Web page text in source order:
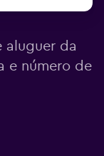
aluguer da
e número de